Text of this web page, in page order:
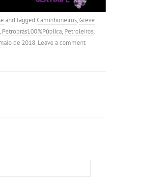
and tagged Caminhoneiros,Greve
, Petrobrás100%Pública, Petroleiros,
de 2018. Leave a comment